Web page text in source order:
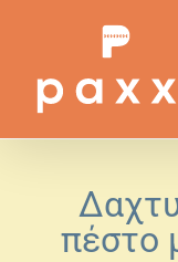
περιεχόμενο
πέστο